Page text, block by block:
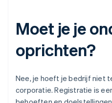
Moet je je
oprichten?
Nee, je hoeft je bedrijf niet
corporatie. Registratie is